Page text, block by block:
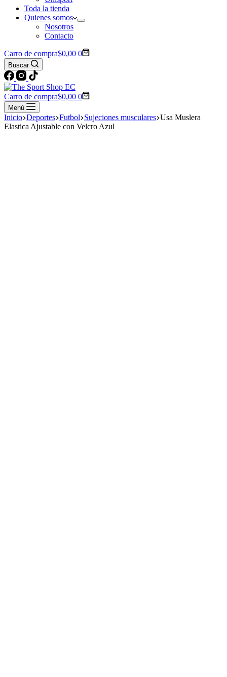
Toda la tienda
Quienes somos
Nosotros
Contacto
Carro de compra$0,00 0
Buscar
Carro de compra$0,00 0
Menú
Inicio Deportes Futbol Sujeciones musculares Usa Muslera
Elastica Ajustable con Velcro Azul